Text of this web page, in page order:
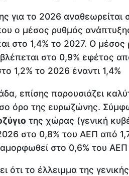
για το 2026 αναθεωρείται
ο μέσος ρυθμός
στο 1,4% το 2027. Ο μέσος
στο 0,9% εφέτος
1,2% το 2026 έναντι 1,4%
επίσης παρουσιάζει
όρο της ευρωζώνης.
της χώρας (γενική
στο 0,8% του ΑΕΠ από
στο 0,6% του ΑΕΠ
ότι το έλλειμμα της